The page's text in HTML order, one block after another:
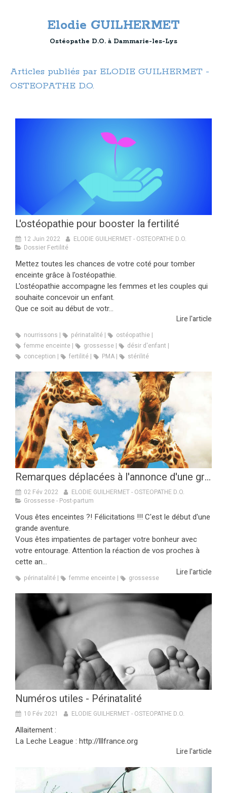
Elodie GUILHERMET
Ostéopathe D.O. à Dammarie-les-Lys
Articles publiés par ELODIE GUILHERMET -
OSTEOPATHE D.O.
L'ostéopathie pour booster la fertilité
12 Juin 2022
ELODIE GUILHERMET - OSTEOPATHE D.O.
Dossier Fertilité
Mettez toutes les chances de votre coté pour tomber
enceinte grâce à l'ostéopathie.
L'ostéopathie accompagne les femmes et les couples qui
souhaite concevoir un enfant.
Que ce soit au début de votr...
Lire l'article
nourrissons périnatalité
ostéopathie
femme enceinte
grossesse
désir d'enfant
conception
fertilité PMA stérilité
Remarques déplacées à l'annonce d'une grossesse
02 Fév 2022
ELODIE GUILHERMET - OSTEOPATHE D.O.
Grossesse - Post-partum
Vous êtes enceintes ?! Félicitations !!! C'est le début d'une
grande aventure.
Vous êtes impatientes de partager votre bonheur avec
votre entourage. Attention la réaction de vos proches à
cette an...
Lire l'article
périnatalité femme enceinte grossesse
Numéros utiles - Périnatalité
10 Fév 2021 ELODIE GUILHERMET - OSTEOPATHE D.O.
Allaitement :
La Leche League : http://lllfrance.org
Lire l'article